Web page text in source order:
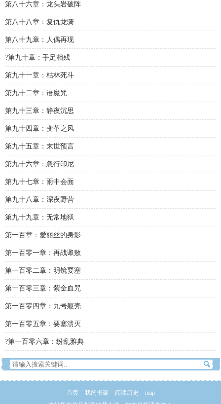
第八十六章：龙头岩破阵
第八十八章：复仇龙骑
第八十九章：人偶再现
?第九十章：手足相残
第九十一章：枯林死斗
第九十二章：语魔咒
第九十三章：静夜沉思
第九十四章：变革之风
第九十五章：末世预言
第九十六章：急行印尼
第九十七章：雨中会面
第九十八章：深夜野营
第九十九章：无常地狱
第一百章：爱丽丝的身影
第一百零一章：再战诹敖
第一百零二章：明镜要塞
第一百零三章：紫金血咒
第一百零四章：九号躯壳
第一百零五章：要塞溃灭
?第一百零六章：纷乱雅典
首页 我的书架 阅读历史
map